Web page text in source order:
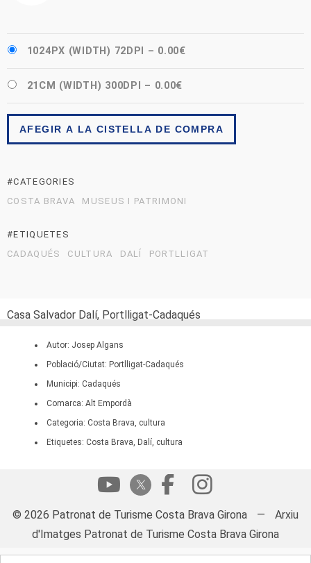
1024PX (WIDTH) 72DPI – 0.00€
21CM (WIDTH) 300DPI – 0.00€
AFEGIR A LA CISTELLA DE COMPRA
#CATEGORIES
COSTA BRAVA
MUSEUS I PATRIMONI
#ETIQUETES
CADAQUÉS
CULTURA DALÍ PORTLLIGAT
Casa Salvador Dalí, Portlligat-Cadaqués
Autor: Josep Algans
Població/Ciutat: Portlligat-Cadaqués
Municipi: Cadaqués
Comarca: Alt Empordà
Categoria: Costa Brava, cultura
Etiquetes: Costa Brava, Dalí, cultura
© 2026 Patronat de Turisme Costa Brava Girona —
Arxiu
d'Imatges Patronat de Turisme Costa Brava Girona